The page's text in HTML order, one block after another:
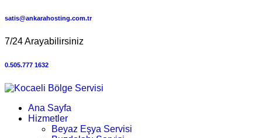
satis@ankarahosting.com.tr
7/24 Arayabilirsiniz
0.505.777 1632
Ana Sayfa
Hizmetler
Beyaz Eşya Servisi